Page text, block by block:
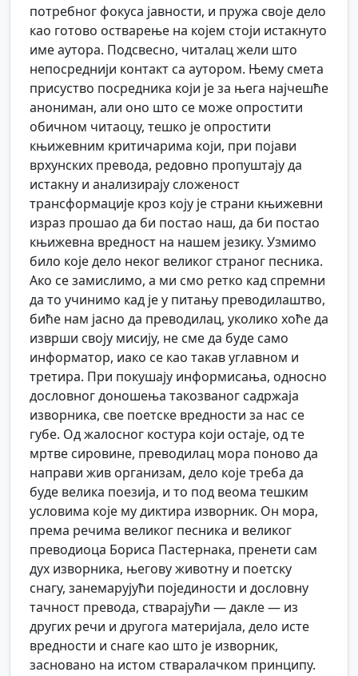
потребног фокуса јавности, и пружа своје дело
као готово остварење на којем стоји истакнуто
име аутора. Подсвесно, читалац жели што
непосреднији контакт са аутором. Њему смета
присуство посредника који је за њега најчешће
анониман, али оно што се може опростити
обичном читаоцу, тешко је опростити
књижевним критичарима који, при појави
врхунских превода, редовно пропуштају да
истакну и анализирају сложеност
трансформације кроз коју је страни књижевни
израз прошао да би постао наш, да би постао
књижевна вредност на нашем језику. Узмимо
било које дело неког великог страног песника.
Ако се замислимо, а ми смо ретко кад спремни
да то учинимо кад је у питању преводилаштво,
биће нам јасно да преводилац, уколико хоће да
изврши своју мисију, не сме да буде само
информатор, иако се као такав углавном и
третира. При покушају информисања, односно
дословног доношења такозваног садржаја
изворника, све поетске вредности за нас се
губе. Од жалосног костура који остаје, од те
мртве сировине, преводилац мора поново да
направи жив организам, дело које треба да
буде велика поезија, и то под веома тешким
условима које му диктира изворник. Он мора,
према речима великог песника и великог
преводиоца Бориса Пастернака, пренети сам
дух изворника, његову животну и поетску
снагу, занемарујући појединости и дословну
тачност превода, стварајући — дакле — из
других речи и другога материјала, дело исте
вредности и снаге као што је изворник,
засновано на истом стваралачком принципу.